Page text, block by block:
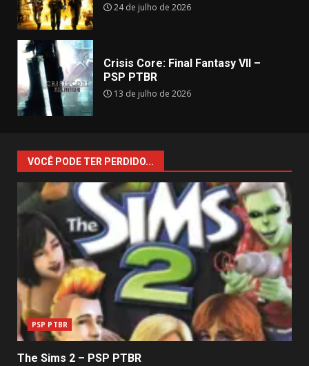
24 de julho de 2026
Crisis Core: Final Fantasy VII –
PSP PTBR
13 de julho de 2026
VOCÊ PODE TER PERDIDO...
PSP PTBR
The Sims 2 – PSP PTBR